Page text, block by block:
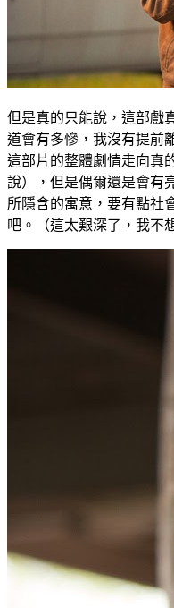
但是真的只能說，這部戲
道會有多慘，我沒有提前
這部片的整體劇情走向真
說），但是偶爾還是會有
所隱含的寓意，要有點社
吧。（這太艱深了，我不